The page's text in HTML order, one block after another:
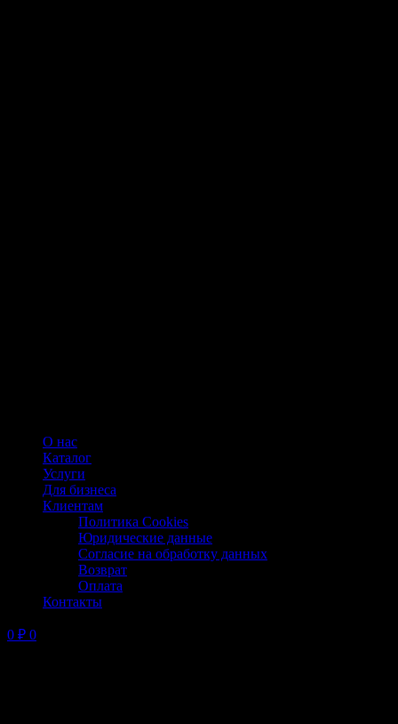
О нас
Каталог
Услуги
Для бизнеса
Клиентам
Политика Cookies
Юридические данные
Согласие на обработку данных
Возврат
Оплата
Контакты
0 ₽ 0